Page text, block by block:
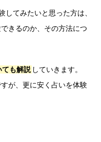
してみたいと思った方は、
きるのか、その方法につ
ても解説 していきます。
が、更に安く占いを体験